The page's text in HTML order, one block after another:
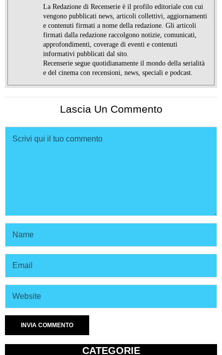
La Redazione di Recenserie è il profilo editoriale con cui
vengono pubblicati news, articoli collettivi, aggiornamenti
e contenuti firmati a nome della redazione. Gli articoli
firmati dalla redazione raccolgono notizie, comunicati,
approfondimenti, coverage di eventi e contenuti
informativi pubblicati dal sito.
Recenserie segue quotidianamente il mondo della serialità
e del cinema con recensioni, news, speciali e podcast.
Lascia Un Commento
CATEGORIE